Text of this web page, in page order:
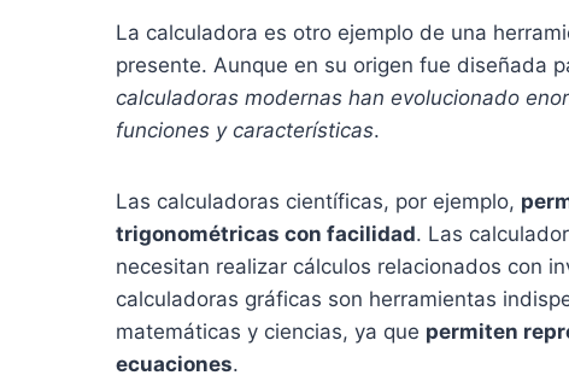
La calculadora es otro ejemplo de una
presente. Aunque en su origen fue diseñada
calculadoras modernas han evolucionado
funciones y características.
Las calculadoras científicas, por ejemplo,
trigonométricas con facilidad. Las
necesitan realizar cálculos relacionados con
calculadoras gráficas son herramientas
matemáticas y ciencias, ya que permiten
ecuaciones.